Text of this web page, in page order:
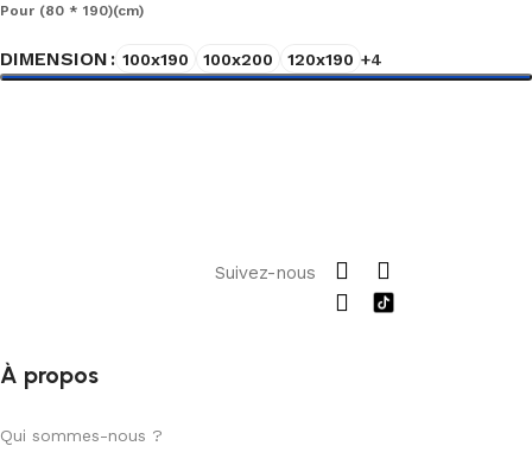
Pour (80 * 190)(cm)
DIMENSION 100x190 100x200 120x190 +4
Suivez-nous
À propos
Qui sommes-nous ?